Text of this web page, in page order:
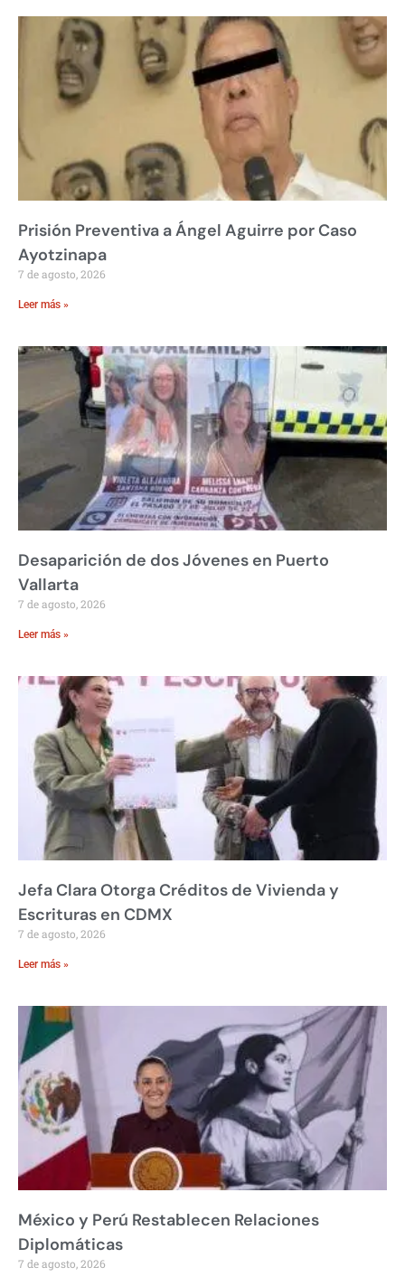
Prisión Preventiva a Ángel Aguirre por Caso
Ayotzinapa
7 de agosto, 2026
Leer más »
Desaparición de dos Jóvenes en Puerto
Vallarta
7 de agosto, 2026
Leer más »
Jefa Clara Otorga Créditos de Vivienda y
Escrituras en CDMX
7 de agosto, 2026
Leer más »
México y Perú Restablecen Relaciones
Diplomáticas
7 de agosto, 2026